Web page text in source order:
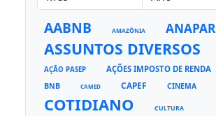
AABNB AMAZÔNIA ANAPAR
ASSUNTOS DIVERSOS
AÇÃO PASEP AÇÕES IMPOSTO DE RENDA
BNB CAMED CAPEF CINEMA
COTIDIANO CULTURA